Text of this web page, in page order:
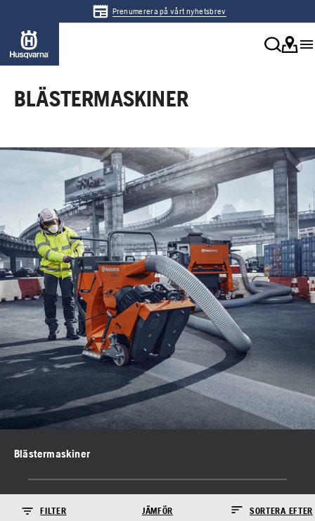
Prenumerera på vårt nyhetsbrev
BLÄSTERMASKINER
Blästermaskiner
FILTER JÄMFÖR SORTERA EFTER